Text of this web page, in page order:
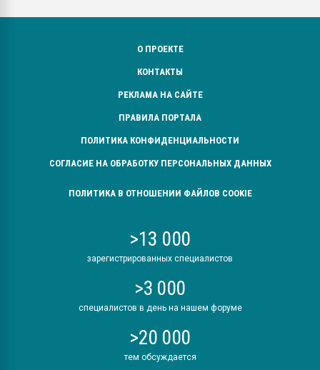
О ПРОЕКТЕ
КОНТАКТЫ
РЕКЛАМА НА САЙТЕ
ПРАВИЛА ПОРТАЛА
ПОЛИТИКА КОНФИДЕНЦИАЛЬНОСТИ
СОГЛАСИЕ НА ОБРАБОТКУ ПЕРСОНАЛЬНЫХ ДАННЫХ
ПОЛИТИКА В ОТНОШЕНИИ ФАЙЛОВ COOKIE
>13 000
зарегистрированных специалистов
>3 000
специалистов в день на нашем форуме
>20 000
тем обсуждается